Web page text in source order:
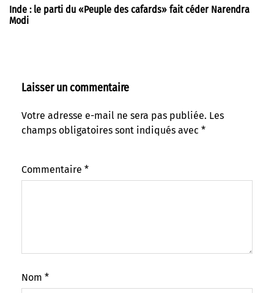
Inde : le parti du «Peuple des cafards» fait céder Narendra
Modi
Laisser un commentaire
Votre adresse e-mail ne sera pas publiée. Les
champs obligatoires sont indiqués avec *
Commentaire *
Nom *